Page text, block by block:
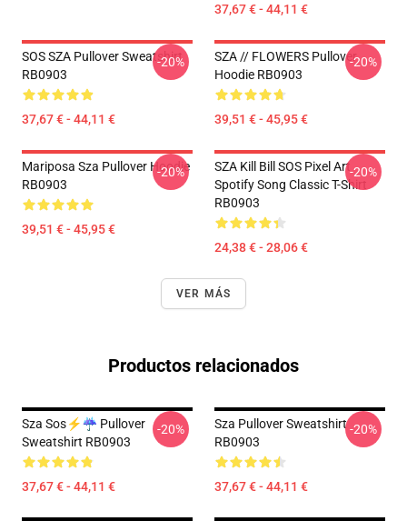
37,67 € - 44,11 €
SOS SZA Pullover Sweatshirt
RB0903
37,67 € - 44,11 €
-20%
SZA // FLOWERS Pullover
Hoodie RB0903
39,51 € - 45,95 €
-20%
Mariposa Sza Pullover Hoodie
RB0903
39,51 € - 45,95 €
-20%
SZA Kill Bill SOS Pixel Art
Spotify Song Classic T-Shirt
RB0903
24,38 € - 28,06 €
-20%
VER MÁS
Productos relacionados
Sza Sos⚡☔ Pullover
Sweatshirt RB0903
37,67 € - 44,11 €
-20%
Sza Pullover Sweatshirt
RB0903
37,67 € - 44,11 €
-20%